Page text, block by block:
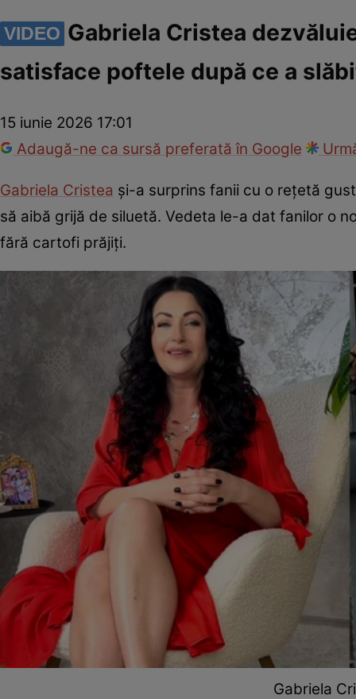
VIDEO Gabriela Cristea
satisface poftele după ce a
15 iunie 2026 17:01
Adaugă-ne ca sursă preferată în Google
Gabriela Cristea și-a surprins fanii cu o rețetă
să aibă grijă de siluetă. Vedeta le-a dat fanilor o
fără cartofi prăjiți.
Gabriela